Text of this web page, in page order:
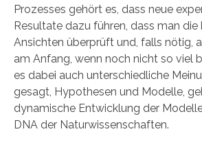
Prozesses gehört es, dass neue
Resultate dazu führen, dass man die
Ansichten überprüft und, falls nötig,
am Anfang, wenn noch nicht so viel
es dabei auch unterschiedliche
gesagt, Hypothesen und Modelle,
dynamische Entwicklung der
DNA der Naturwissenschaften.